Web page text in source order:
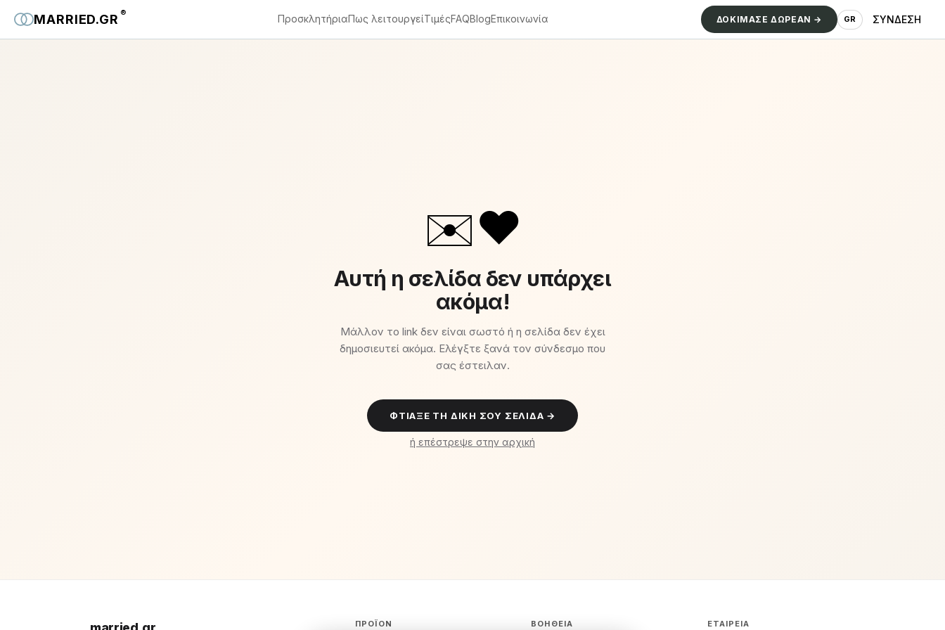
MARRIED.GR ® ΠροσκλητήριαΠως λειτουργείΤιμέςFAQBlogΕπικοινωνία ΔΟΚΙΜΑΣΕ ΔΩΡΕΑΝ → GR ΣΥΝΔΕΣΗ
✉️❤️
Αυτή η σελίδα δεν υπάρχει
ακόμα!
Μάλλον το link δεν είναι σωστό ή η σελίδα δεν έχει
δημοσιευτεί ακόμα. Ελέγξτε ξανά τον σύνδεσμο που
σας έστειλαν.
ΦΤΙΆΞΕ ΤΗ ΔΙΚΉ ΣΟΥ ΣΕΛΊΔΑ →
ή επέστρεψε στην αρχική
ΠΡΟΪΌΝ ΒΟΉΘΕΙΑ ΕΤΑΙΡΕΊΑ